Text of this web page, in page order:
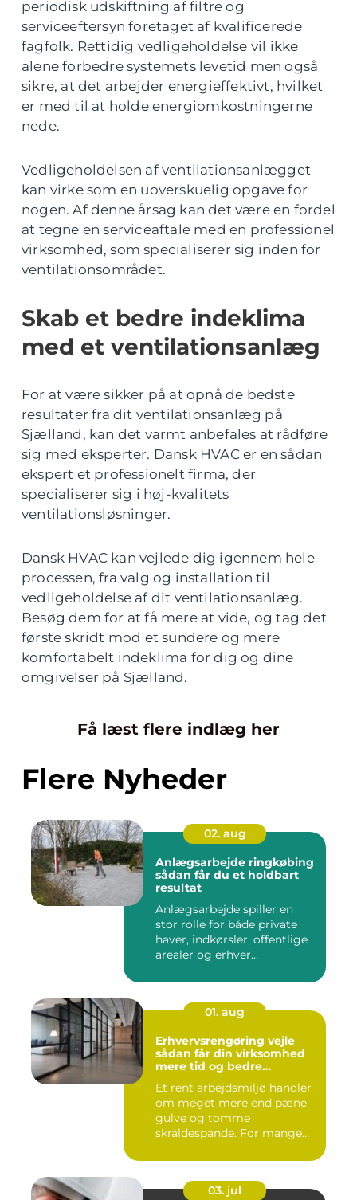
periodisk udskiftning af filtre og
serviceeftersyn foretaget af kvalificerede
fagfolk. Rettidig vedligeholdelse vil ikke
alene forbedre systemets levetid men også
sikre, at det arbejder energieffektivt, hvilket
er med til at holde energiomkostningerne
nede.
Vedligeholdelsen af ventilationsanlægget
kan virke som en uoverskuelig opgave for
nogen. Af denne årsag kan det være en fordel
at tegne en serviceaftale med en professionel
virksomhed, som specialiserer sig inden for
ventilationsområdet.
Skab et bedre indeklima
med et ventilationsanlæg
For at være sikker på at opnå de bedste
resultater fra dit ventilationsanlæg på
Sjælland, kan det varmt anbefales at rådføre
sig med eksperter. Dansk HVAC er en sådan
ekspert et professionelt firma, der
specialiserer sig i høj-kvalitets
ventilationsløsninger.
Dansk HVAC kan vejlede dig igennem hele
processen, fra valg og installation til
vedligeholdelse af dit ventilationsanlæg.
Besøg dem for at få mere at vide, og tag det
første skridt mod et sundere og mere
komfortabelt indeklima for dig og dine
omgivelser på Sjælland.
Få læst flere indlæg her
Flere Nyheder
02. aug
Anlægsarbejde ringkøbing
sådan får du et holdbart
resultat
Anlægsarbejde spiller en
stor rolle for både private
haver, indkørsler, offentlige
arealer og erhver...
01. aug
Erhvervsrengøring vejle
sådan får din virksomhed
mere tid og bedre
Et rent arbejdsmiljø handler
om meget mere end pæne
gulve og tomme
skraldespande. For mange
03. jul